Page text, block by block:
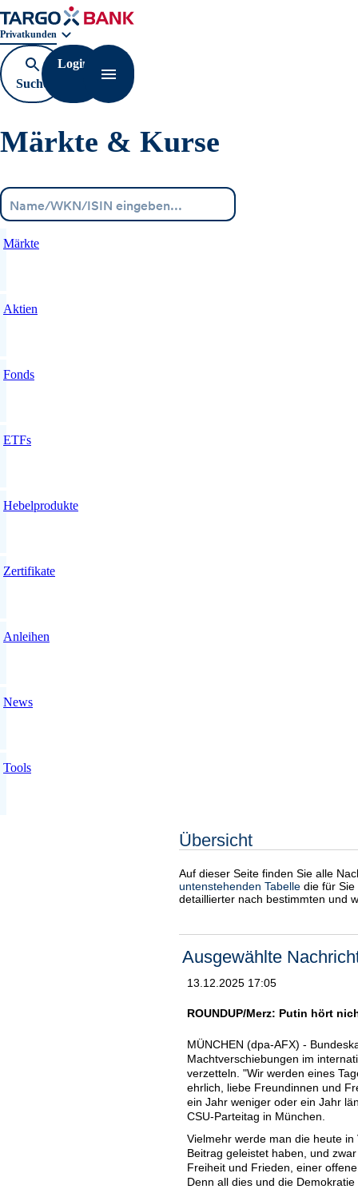
Geschäftsbereichnavigation. Aktuelle Auswahl:
Privatkunden
Suche
öffnen
Login
Navigation öffnen
Märkte & Kurse
Märkte
Aktien
Fonds
ETFs
Hebelprodukte
Zertifikate
Anleihen
News
Tools
Übersicht
Auf dieser Seite finden Sie alle
untenstehenden Tabelle die für
detaillierter nach bestimmten und
Ausgewählte
13.12.2025 17:05
ROUNDUP/Merz: Putin hört
MÜNCHEN (dpa-AFX) -
Machtverschiebungen im
verzetteln. "Wir werden eines
ehrlich, liebe Freundinnen und
ein Jahr weniger oder ein Jahr
CSU-Parteitag in München.
Vielmehr werde man die heute
Beitrag geleistet haben, und
Freiheit und Frieden, einer
Denn all dies und die